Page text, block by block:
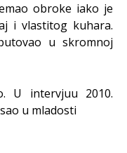
obroke iako je
i vlastitog kuhara.
u skromnoj
U intervjuu 2010.
u mladosti